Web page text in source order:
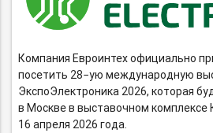
Компания Евроинтех официально
посетить 28−ую международную
ЭкспоЭлектроника 2026, которая
в Москве в выставочном комплексе
16 апреля 2026 года.